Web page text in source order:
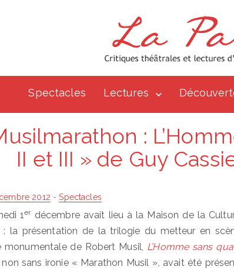
Spectacles Lectures
:
II et III » de Guy
2012 -Spectacles
1erdécembre avait lieu à la Maison de la
: la présentation de la trilogie du metteur en
monumentale de Robert Musil, L’Homme sans
sans ironie « Marathon Musil », avait été